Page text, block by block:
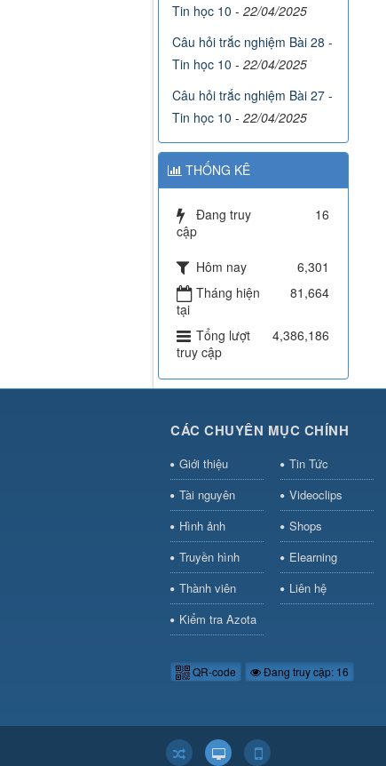
Tin học 10 - 22/04/2025
Câu hỏi trắc nghiệm Bài 28 -
Tin học 10 - 22/04/2025
Câu hỏi trắc nghiệm Bài 27 -
Tin học 10 - 22/04/2025
THỐNG KÊ
Đang truy
cập
16
Hôm nay
6,301
Tháng hiện
tại
81,664
Tổng lượt
truy cập
4,386,186
CÁC CHUYÊN MỤC CHÍNH
Giới thiệu
Tin Tức
Tài nguyên
Videoclips
Hình ảnh
Shops
Truyền hình
Elearning
Thành viên
Liên hệ
Kiểm tra Azota
QR-code Đang truy cập: 16